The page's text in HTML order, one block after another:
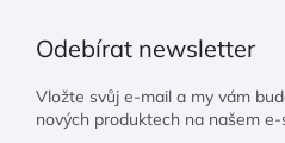
Odebírat newsletter
Vložte svůj e-mail a my vám
nových produktech na našem e-